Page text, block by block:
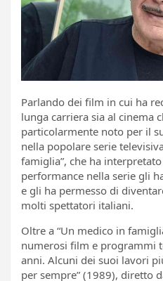
Parlando dei film in cui ha
lunga carriera sia al cinema
particolarmente noto per il
nella popolare serie
famiglia”, che ha
performance nella serie gli
e gli ha permesso di
molti spettatori italiani.
Oltre a “Un medico in
numerosi film e programmi
anni. Alcuni dei suoi lavori
per sempre” (1989), diretto